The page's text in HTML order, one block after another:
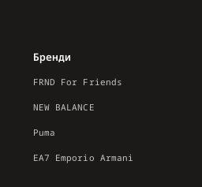
Бренди
FRND For Friends
NEW BALANCE
Puma
EA7 Emporio Armani